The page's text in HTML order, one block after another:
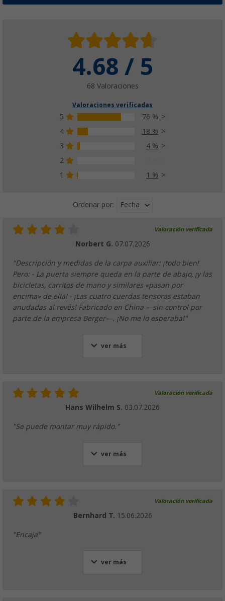
4.68 / 5
68 Valoraciones
Valoraciones verificadas
5
76 %
4
18 %
3
4 %
2
1
1 %
Ordenar por: Fecha
Valoración verificada
Norbert G. 07.07.2026
"Descripción y medidas de la carpa auxiliar: ¡todo bien!
Pero: - La puerta siempre queda en la parte de abajo, ¡y las
bicicletas, carritos de mano y similares «pasan por
encima» de ella! - ¡Las cuatro cuerdas tensoras estaban
anudadas al revés! Fabricado en China —sin control por
parte de la empresa Berger—. ¡No me lo esperaba!"
ver más
Valoración verificada
Hans Wilhelm S. 03.07.2026
"Se puede montar muy rápido."
ver más
Valoración verificada
Bernhard T. 15.06.2026
"Encaja"
ver más